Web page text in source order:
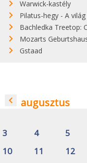
Warwick-kastély
Pilatus-hegy - A
Bachledka Treetop:
Mozarts
Gstaad
navigate_before augusztus
3
4 5
10
11 12